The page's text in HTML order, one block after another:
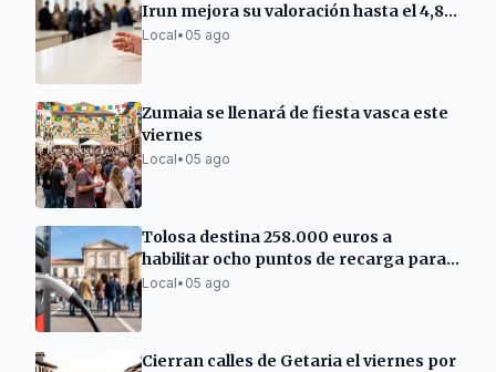
Irun mejora su valoración hasta el 4,8
sobre 5
Local• 05 ago
Zumaia se llenará de fiesta vasca este
viernes
Local• 05 ago
Tolosa destina 258.000 euros a
habilitar ocho puntos de recarga para
vehículos eléctricos
Local• 05 ago
Cierran calles de Getaria el viernes por